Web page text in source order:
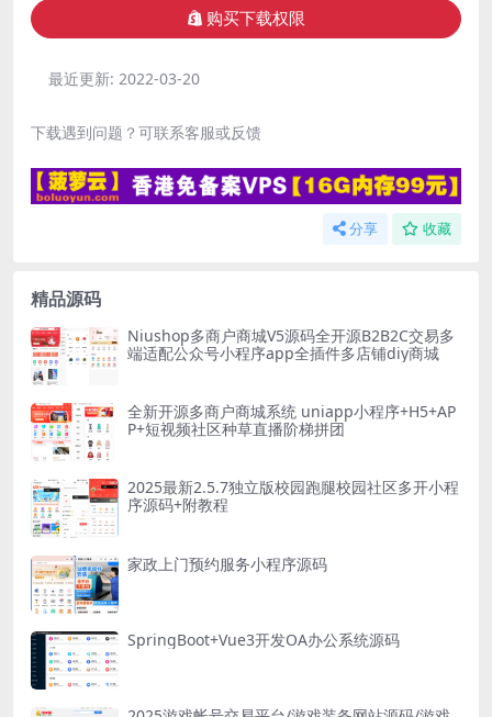
购买下载权限
最近更新: 2022-03-20
下载遇到问题？可联系客服或反馈
分享 收藏
精品源码
Niushop多商户商城V5源码全开源B2B2C交易多
端适配公众号小程序app全插件多店铺diy商城
全新开源多商户商城系统 uniapp小程序+H5+AP
P+短视频社区种草直播阶梯拼团
2025最新2.5.7独立版校园跑腿校园社区多开小程
序源码+附教程
家政上门预约服务小程序源码
SpringBoot+Vue3开发OA办公系统源码